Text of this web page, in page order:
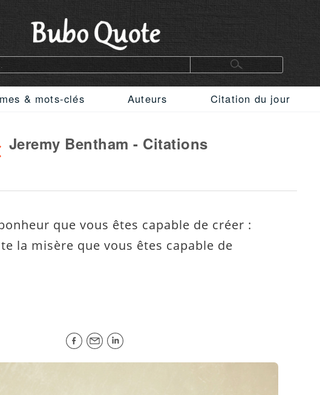
& mots-clés Auteurs Citation du jour
Jeremy Bentham - Citations
que vous êtes capable de créer :
la misère que vous êtes capable de